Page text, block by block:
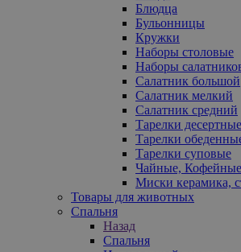
Блюдца
Бульонницы
Кружки
Наборы столовые
Наборы
Салатник большой
Салатник мелкий
Салатник средний
Тарелки десертные
Тарелки
Тарелки суповые
Чайные,
Миски керамика,
Товары для животных
Спальня
Назад
Спальня